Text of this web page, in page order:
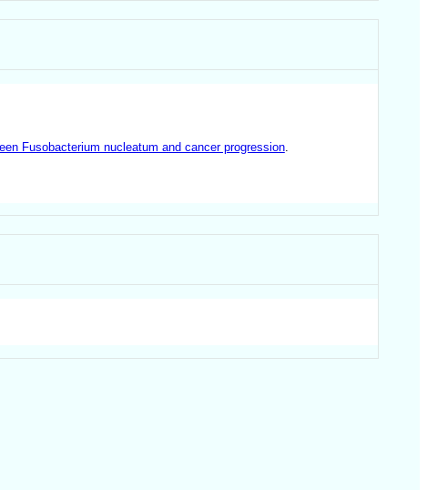
Fusobacterium nucleatum and cancer progression.